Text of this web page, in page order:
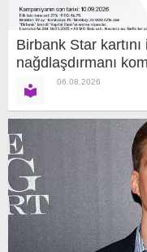
Birbank Star
nağdlaşdırmanı
06.08.2026